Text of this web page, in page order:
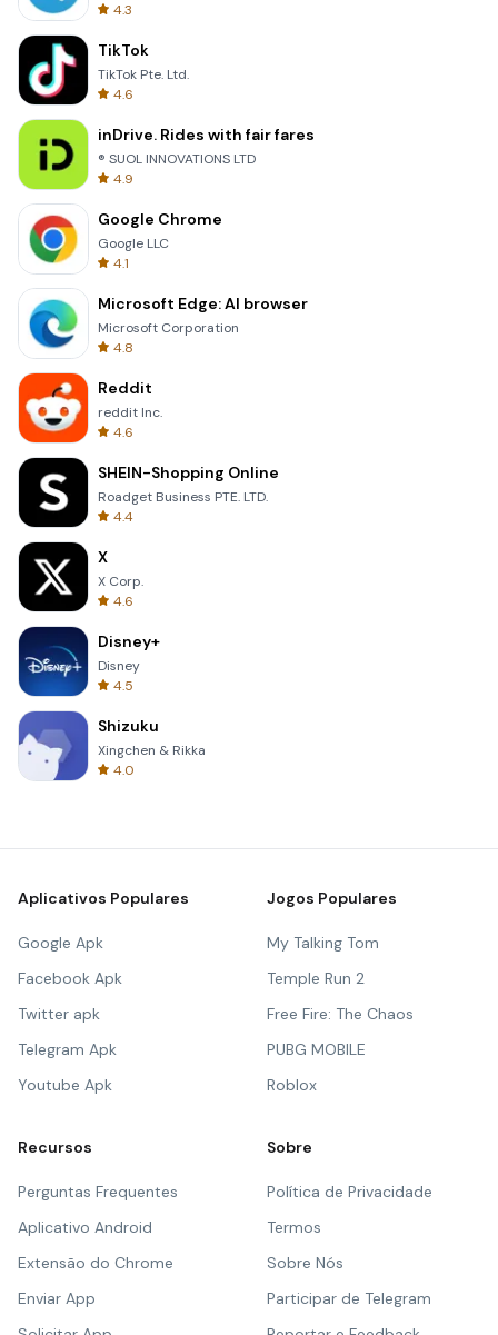
4.3
TikTok
TikTok Pte. Ltd.
4.6
inDrive. Rides with fair fares
® SUOL INNOVATIONS LTD
4.9
Google Chrome
Google LLC
4.1
Microsoft Edge: AI browser
Microsoft Corporation
4.8
Reddit
reddit Inc.
4.6
SHEIN-Shopping Online
Roadget Business PTE. LTD.
4.4
X
X Corp.
4.6
Disney+
Disney
4.5
Shizuku
Xingchen & Rikka
4.0
Aplicativos Populares
Google Apk
Facebook Apk
Twitter apk
Telegram Apk
Youtube Apk
Jogos Populares
My Talking Tom
Temple Run 2
Free Fire: The Chaos
PUBG MOBILE
Roblox
Recursos
Perguntas Frequentes
Aplicativo Android
Extensão do Chrome
Enviar App
Sobre
Política de Privacidade
Termos
Sobre Nós
Participar de Telegram